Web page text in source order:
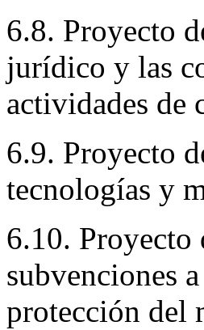
6.8. Proyecto
jurídico y las
actividades de
6.9. Proyecto
tecnologías y
6.10. Proyecto
subvenciones
protección del